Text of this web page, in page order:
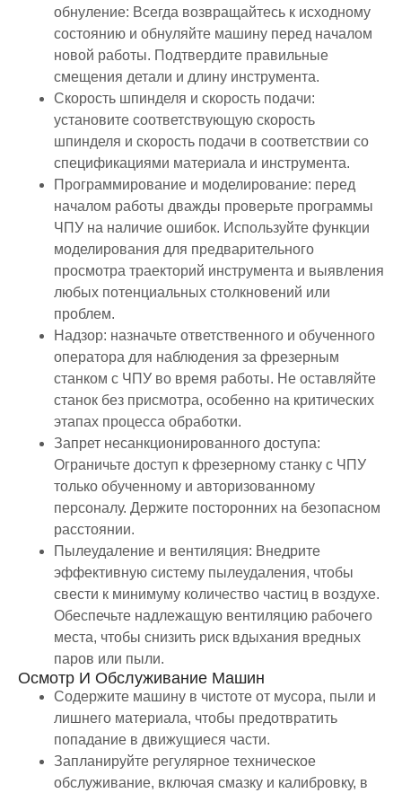
обнуление: Всегда возвращайтесь к исходному
состоянию и обнуляйте машину перед началом
новой работы. Подтвердите правильные
смещения детали и длину инструмента.
Скорость шпинделя и скорость подачи:
установите соответствующую скорость
шпинделя и скорость подачи в соответствии со
спецификациями материала и инструмента.
Программирование и моделирование: перед
началом работы дважды проверьте программы
ЧПУ на наличие ошибок. Используйте функции
моделирования для предварительного
просмотра траекторий инструмента и выявления
любых потенциальных столкновений или
проблем.
Надзор: назначьте ответственного и обученного
оператора для наблюдения за фрезерным
станком с ЧПУ во время работы. Не оставляйте
станок без присмотра, особенно на критических
этапах процесса обработки.
Запрет несанкционированного доступа:
Ограничьте доступ к фрезерному станку с ЧПУ
только обученному и авторизованному
персоналу. Держите посторонних на безопасном
расстоянии.
Пылеудаление и вентиляция: Внедрите
эффективную систему пылеудаления, чтобы
свести к минимуму количество частиц в воздухе.
Обеспечьте надлежащую вентиляцию рабочего
места, чтобы снизить риск вдыхания вредных
паров или пыли.
Осмотр И Обслуживание Машин
Содержите машину в чистоте от мусора, пыли и
лишнего материала, чтобы предотвратить
попадание в движущиеся части.
Запланируйте регулярное техническое
обслуживание, включая смазку и калибровку, в